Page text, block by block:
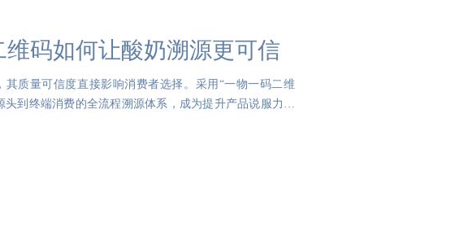
码如何让酸奶溯源更可信
质量可信度直接影响消费者选择。采用“一物一码二维
到终端消费的全流程溯源体系，成为提升产品说服力的